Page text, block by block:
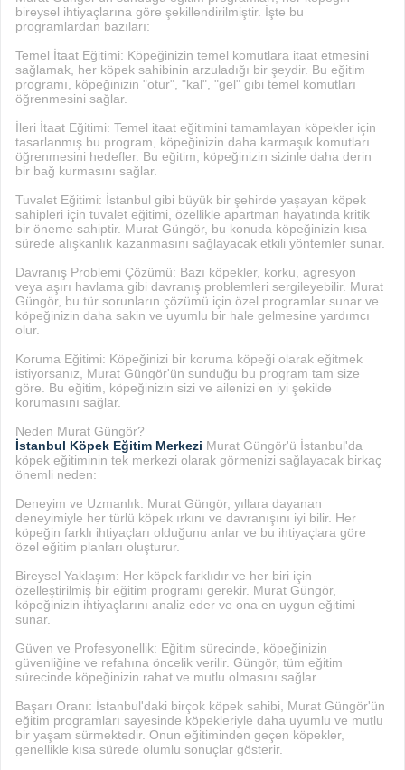
bireysel ihtiyaçlarına göre şekillendirilmiştir. İşte bu
programlardan bazıları:
Temel İtaat Eğitimi: Köpeğinizin temel komutlara itaat etmesini
sağlamak, her köpek sahibinin arzuladığı bir şeydir. Bu eğitim
programı, köpeğinizin "otur", "kal", "gel" gibi temel komutları
öğrenmesini sağlar.
İleri İtaat Eğitimi: Temel itaat eğitimini tamamlayan köpekler için
tasarlanmış bu program, köpeğinizin daha karmaşık komutları
öğrenmesini hedefler. Bu eğitim, köpeğinizin sizinle daha derin
bir bağ kurmasını sağlar.
Tuvalet Eğitimi: İstanbul gibi büyük bir şehirde yaşayan köpek
sahipleri için tuvalet eğitimi, özellikle apartman hayatında kritik
bir öneme sahiptir. Murat Güngör, bu konuda köpeğinizin kısa
sürede alışkanlık kazanmasını sağlayacak etkili yöntemler sunar.
Davranış Problemi Çözümü: Bazı köpekler, korku, agresyon
veya aşırı havlama gibi davranış problemleri sergileyebilir. Murat
Güngör, bu tür sorunların çözümü için özel programlar sunar ve
köpeğinizin daha sakin ve uyumlu bir hale gelmesine yardımcı
olur.
Koruma Eğitimi: Köpeğinizi bir koruma köpeği olarak eğitmek
istiyorsanız, Murat Güngör'ün sunduğu bu program tam size
göre. Bu eğitim, köpeğinizin sizi ve ailenizi en iyi şekilde
korumasını sağlar.
Neden Murat Güngör?
İstanbul Köpek Eğitim Merkezi Murat Güngör'ü İstanbul'da
köpek eğitiminin tek merkezi olarak görmenizi sağlayacak birkaç
önemli neden:
Deneyim ve Uzmanlık: Murat Güngör, yıllara dayanan
deneyimiyle her türlü köpek ırkını ve davranışını iyi bilir. Her
köpeğin farklı ihtiyaçları olduğunu anlar ve bu ihtiyaçlara göre
özel eğitim planları oluşturur.
Bireysel Yaklaşım: Her köpek farklıdır ve her biri için
özelleştirilmiş bir eğitim programı gerekir. Murat Güngör,
köpeğinizin ihtiyaçlarını analiz eder ve ona en uygun eğitimi
sunar.
Güven ve Profesyonellik: Eğitim sürecinde, köpeğinizin
güvenliğine ve refahına öncelik verilir. Güngör, tüm eğitim
sürecinde köpeğinizin rahat ve mutlu olmasını sağlar.
Başarı Oranı: İstanbul'daki birçok köpek sahibi, Murat Güngör'ün
eğitim programları sayesinde köpekleriyle daha uyumlu ve mutlu
bir yaşam sürmektedir. Onun eğitiminden geçen köpekler,
genellikle kısa sürede olumlu sonuçlar gösterir.